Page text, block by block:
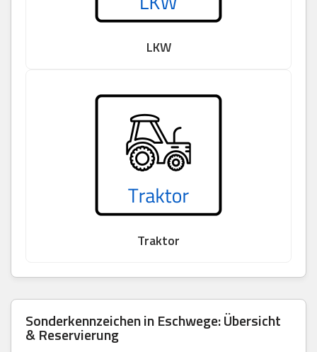
LKW
Traktor
Sonderkennzeichen in Eschwege: Übersicht
& Reservierung